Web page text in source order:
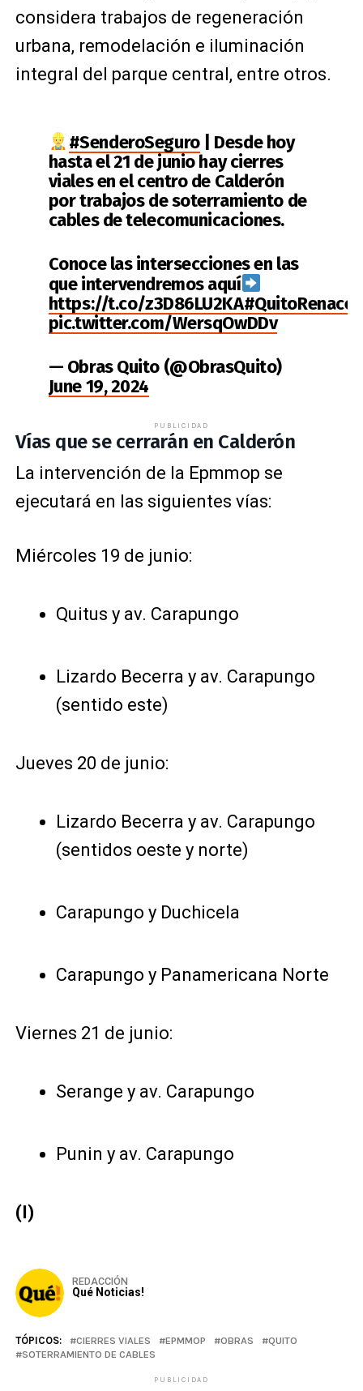
considera trabajos de regeneración
urbana, remodelación e iluminación
integral del parque central, entre otros.
#SenderoSeguro| Desde hoy
hasta el 21 de junio hay cierres
viales en el centro de Calderón
por trabajos de soterramiento de
cables de telecomunicaciones.
Conoce las intersecciones en las
que intervendremos aquí
https://t.co/z3D86LU2KA#QuitoRenace
pic.twitter.com/WersqOwDDv
— Obras Quito (@ObrasQuito)
June 19, 2024
PUBLICIDAD
Vías que se cerrarán en Calderón
La intervención de la Epmmop se
ejecutará en las siguientes vías:
Miércoles 19 de junio:
Quitus y av. Carapungo
Lizardo Becerra y av. Carapungo
(sentido este)
Jueves 20 de junio:
Lizardo Becerra y av. Carapungo
(sentidos oeste y norte)
Carapungo y Duchicela
Carapungo y Panamericana Norte
Viernes 21 de junio:
Serange y av. Carapungo
Punin y av. Carapungo
(I)
REDACCIÓN
Qué Noticias!
TÓPICOS: CIERRES VIALES EPMMOP OBRAS
QUITO
SOTERRAMIENTO DE CABLES
PUBLICIDAD